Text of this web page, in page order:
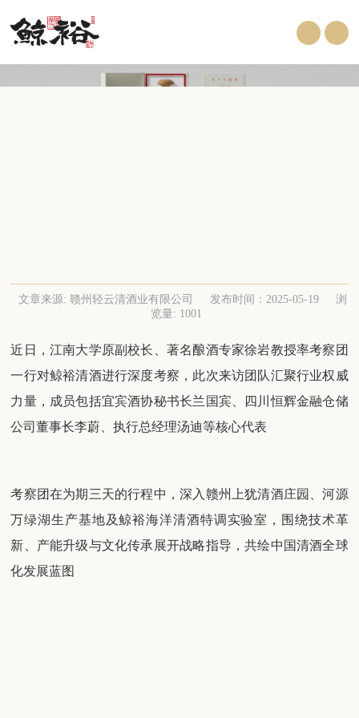
文章来源: 赣州轻云清酒业有限公司 发布时间：2025-05-19
浏
览量: 1001
近日，江南大学原副校长、著名酿酒专家徐岩教授率考察团
一行对鲸裕清酒进行深度考察，此次来访团队汇聚行业权威
力量，成员包括宜宾酒协秘书长兰国宾、四川恒辉金融仓储
公司董事长李蔚、执行总经理汤迪等核心代表
考察团在为期三天的行程中，深入赣州上犹清酒庄园、河源
万绿湖生产基地及鲸裕海洋清酒特调实验室，围绕技术革
新、产能升级与文化传承展开战略指导，共绘中国清酒全球
化发展蓝图